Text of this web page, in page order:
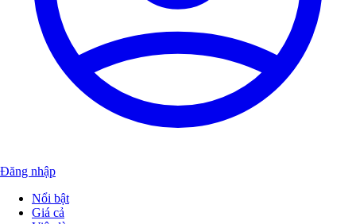
Đăng nhập
Nổi bật
Giá cả